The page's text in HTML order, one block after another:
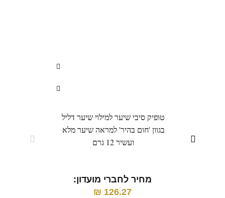
טופיק סיבי שיער למילוי שיער דליל
בגוון 'חום בהיר' למראה שיער מלא
ועשיר 12 גרם
מחיר לחברי מועדון:
126.27
₪